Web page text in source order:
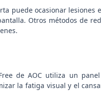
puede ocasionar
Otros métodos de
de AOC utiliza un
la fatiga visual y el